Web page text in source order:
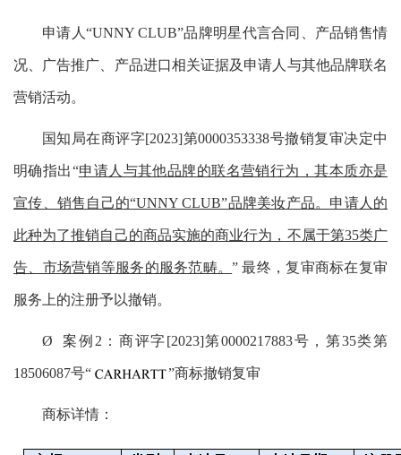
申请人“UNNY CLUB”品牌明星代言合同、产品销售情
况、广告推广、产品进口相关证据及申请人与其他品牌联名
营销活动。
国知局在商评字[2023]第0000353338号撤销复审决定中
明确指出“申请人与其他品牌的联名营销行为，其本质亦是
宣传、销售自己的“UNNY CLUB”品牌美妆产品。申请人的
此种为了推销自己的商品实施的商业行为，不属于第35类广
告、市场营销等服务的服务范畴。” 最终，复审商标在复审
服务上的注册予以撤销。
Ø 案例2：商评字[2023]第0000217883号，第35类第
18506087号“ ”商标撤销复审
商标详情：